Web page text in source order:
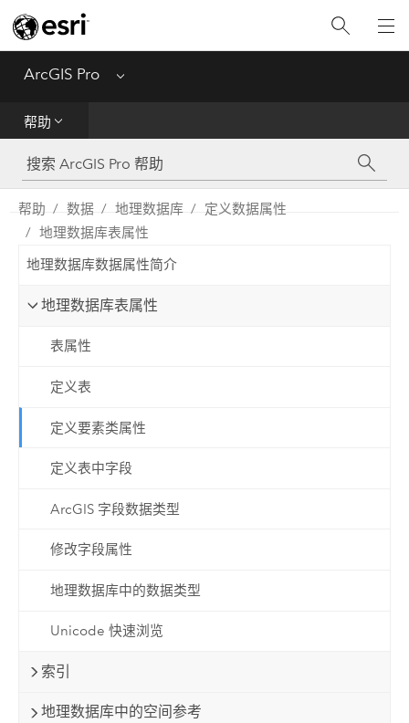
ArcGIS Pro Menu
帮助
工具参考
Python
SDK
帮助 数据 地理数据库
定义数据属性
地理数据库表属性
地理数据库数据属性简介
地理数据库表属性
表属性
定义表
定义要素类属性
定义表中字段
ArcGIS 字段数据类型
修改字段属性
地理数据库中的数据类型
Unicode 快速浏览
索引
地理数据库中的空间参考